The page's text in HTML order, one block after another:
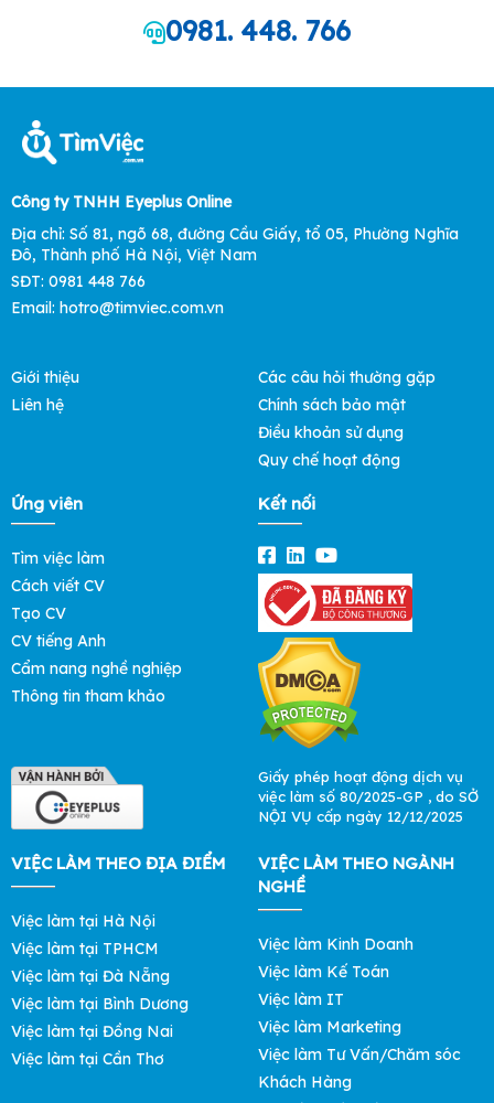
0981. 448. 766
Công ty TNHH Eyeplus Online
Địa chỉ: Số 81, ngõ 68, đường Cầu Giấy, tổ 05, Phường Nghĩa
Đô, Thành phố Hà Nội, Việt Nam
SĐT: 0981 448 766
Email: hotro@timviec.com.vn
Giới thiệu
Liên hệ
Các câu hỏi thường gặp
Chính sách bảo mật
Điều khoản sử dụng
Quy chế hoạt động
Ứng viên
Tìm việc làm
Cách viết CV
Tạo CV
CV tiếng Anh
Cẩm nang nghề nghiệp
Thông tin tham khảo
Kết nối
Giấy phép hoạt động dịch vụ
việc làm số 80/2025-GP , do SỞ
NỘI VỤ cấp ngày 12/12/2025
VIỆC LÀM THEO ĐỊA ĐIỂM
Việc làm tại Hà Nội
Việc làm tại TPHCM
Việc làm tại Đà Nẵng
Việc làm tại Bình Dương
Việc làm tại Đồng Nai
Việc làm tại Cần Thơ
VIỆC LÀM THEO NGÀNH
NGHỀ
Việc làm Kinh Doanh
Việc làm Kế Toán
Việc làm IT
Việc làm Marketing
Việc làm Tư Vấn/Chăm sóc
Khách Hàng